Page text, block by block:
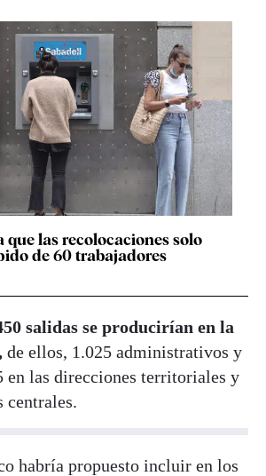
que las recolocaciones solo
de 60 trabajadores
salidas se producirían en la
de ellos, 1.025 administrativos y
en las direcciones territoriales y
centrales.
habría propuesto incluir en los